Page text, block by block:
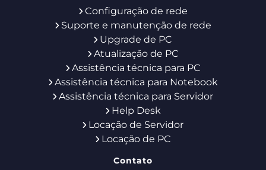
Configuração de rede
Suporte e manutenção de rede
Upgrade de PC
Atualização de PC
Assistência técnica para PC
Assistência técnica para Notebook
Assistência técnica para Servidor
Help Desk
Locação de Servidor
Locação de PC
Contato